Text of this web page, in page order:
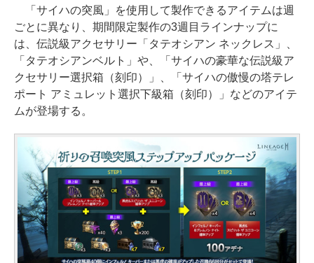
「サイハの突風」を使用して製作できるアイテムは週
ごとに異なり、期間限定製作の3週目ラインナップに
は、伝説級アクセサリー「タテオシアン ネックレス」、
「タテオシアンベルト」や、「サイハの豪華な伝説級ア
クセサリー選択箱（刻印）」、「サイハの傲慢の塔テレ
ポート アミュレット選択下級箱（刻印）」などのアイテ
ムが登場する。